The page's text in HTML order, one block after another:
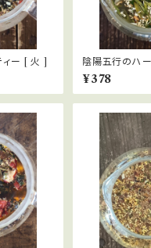
陰陽五行のハーブティー [ 火 ]
¥378